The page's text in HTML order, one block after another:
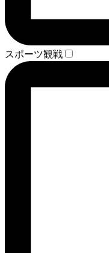
スポーツ観戦